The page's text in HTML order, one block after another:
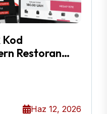
Kod
Restoran
Haz 12, 2026